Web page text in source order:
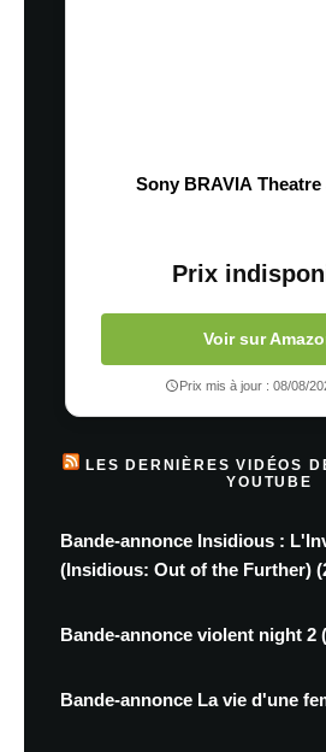
Sony BRAVIA Theatre
Prix
Voir sur
Prix mis à jour : 08/08/
LES DERNIÈRES VIDÉOS
YOUTUBE
Bande-annonce Insidious :
(Insidious: Out of the Further)
Bande-annonce violent night 2
Bande-annonce La vie d'une